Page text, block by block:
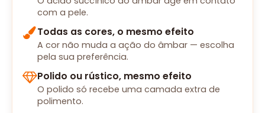
com a pele.
Todas as cores, o mesmo efeito
A cor não muda a ação do âmbar — escolha
pela sua preferência.
Polido ou rústico, mesmo efeito
O polido só recebe uma camada extra de
polimento.